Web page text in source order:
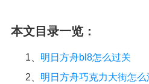
本文目录一览：
1、 明日方舟bl8怎么过关
2、 明日方舟巧克力大街怎么